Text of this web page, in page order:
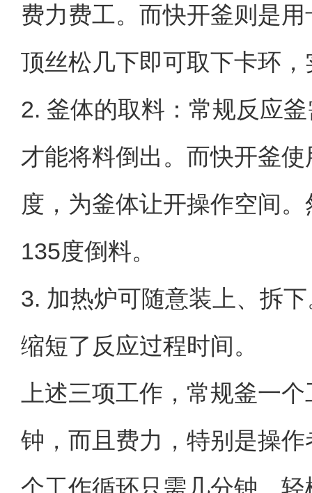
费力费工。而快开釜则是
顶丝松几下即可取下卡环
2. 釜体的取料：常规反应
才能将料倒出。而快开釜
度，为釜体让开操作空间
135度倒料。
3. 加热炉可随意装上、拆
缩短了反应过程时间。
上述三项工作，常规釜一
钟，而且费力，特别是操
个工作循环只需几分钟，